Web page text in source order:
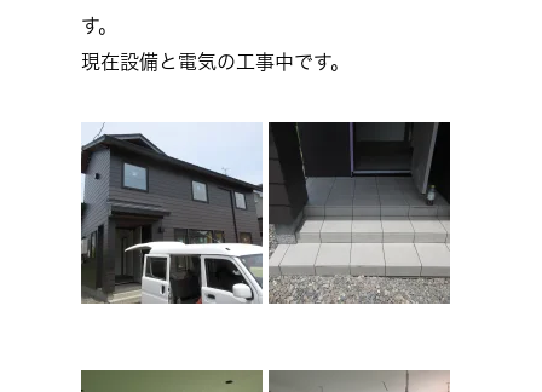
す。
現在設備と電気の工事中です。